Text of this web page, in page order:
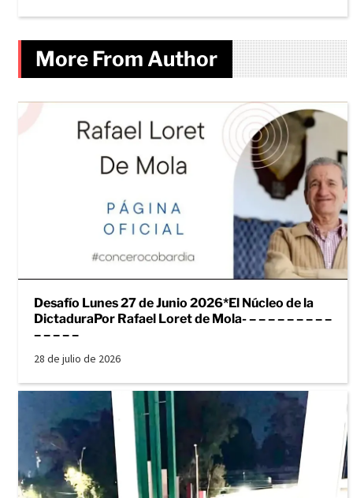
More From Author
Desafío Lunes 27 de Junio 2026*El Núcleo de la
DictaduraPor Rafael Loret de Mola- – – – – – – – – –
– – – – –
28 de julio de 2026